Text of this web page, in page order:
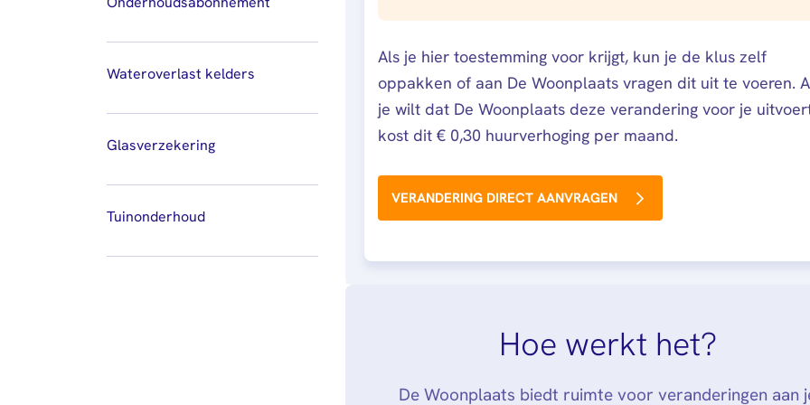
Wateroverlast kelders
Glasverzekering
Tuinonderhoud
Als je hier toestemming voor krijgt, kun je de klus zelf
oppakken of aan De Woonplaats vragen dit uit te voeren.
je wilt dat De Woonplaats deze verandering voor je
kost dit € 0,30 huurverhoging per maand.
VERANDERING DIRECT AANVRAGEN
Hoe werkt het?
De Woonplaats biedt ruimte voor veranderingen aan